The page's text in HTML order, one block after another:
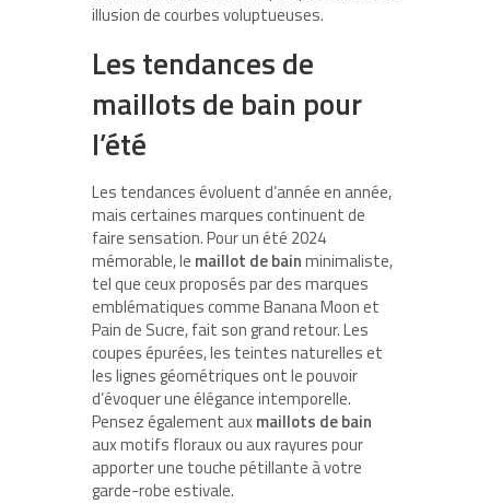
illusion de courbes voluptueuses.
Les tendances de
maillots de bain pour
l’été
Les tendances évoluent d’année en année,
mais certaines marques continuent de
faire sensation. Pour un été 2024
mémorable, le maillot de bainminimaliste,
tel que ceux proposés par des marques
emblématiques comme Banana Moon et
Pain de Sucre, fait son grand retour. Les
coupes épurées, les teintes naturelles et
les lignes géométriques ont le pouvoir
d’évoquer une élégance intemporelle.
Pensez également auxmaillots de bain
aux motifs floraux ou aux rayures pour
apporter une touche pétillante à votre
garde-robe estivale.